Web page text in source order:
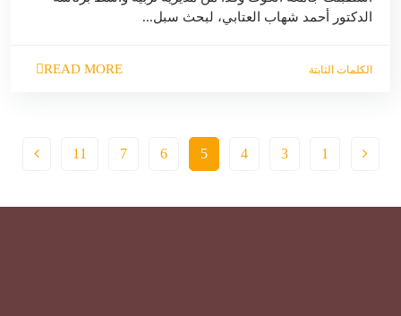
الدكتور أحمد شهاب العتابي، لبحث سبل...
الكلمات الثابتة READ MORE
1
3
4
5
6
7
11